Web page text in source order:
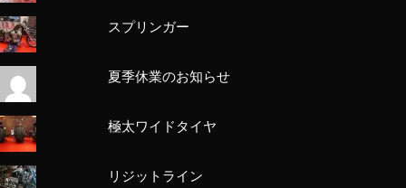
スプリンガー
夏季休業のお知らせ
極太ワイドタイヤ
リジットライン